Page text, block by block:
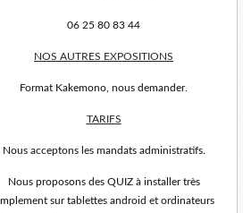
06 25 80 83 44
NOS AUTRES EXPOSITIONS
Format Kakemono, nous demander.
TARIFS
Nous acceptons les mandats administratifs.
Nous proposons des QUIZ à installer très
sur tablettes android et ordinateurs